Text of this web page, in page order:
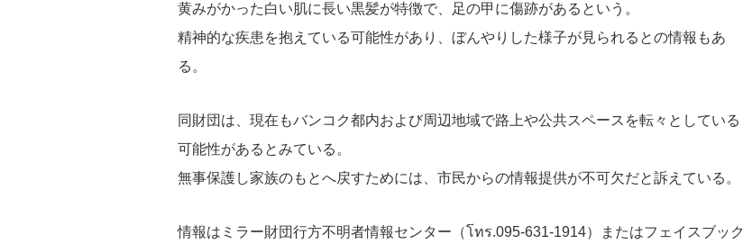
黄みがかった白い肌に長い黒髪が特徴で、足の甲に傷跡があるという。
精神的な疾患を抱えている可能性があり、ぼんやりした様子が見られるとの情報もあ
る。
同財団は、現在もバンコク都内および周辺地域で路上や公共スペースを転々としている
可能性があるとみている。
無事保護し家族のもとへ戻すためには、市民からの情報提供が不可欠だと訴えている。
情報はミラー財団行方不明者情報センター（โทร.095-631-1914）またはフェイスブック